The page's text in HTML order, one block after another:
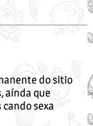
do sitio
aínda que
sexa